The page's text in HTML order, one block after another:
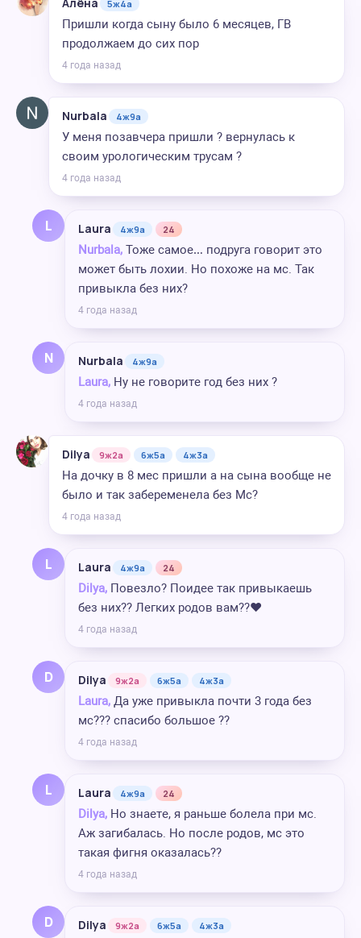
5ж4а
Пришли когда сыну было 6 месяцев, ГВ
продолжаем до сих пор
4 года назад
Nurbala 4ж9а
У меня позавчера пришли ? вернулась к
своим урологическим трусам ?
4 года назад
L Laura 4ж9а 24
Nurbala, Тоже самое… подруга говорит это
может быть лохии. Но похоже на мс. Так
привыкла без них?
4 года назад
N Nurbala 4ж9а
Laura, Ну не говорите год без них ?
4 года назад
Dilya 9ж2а 6ж5а 4ж3а
На дочку в 8 мес пришли а на сына вообще не
было и так забеременела без Мс?
4 года назад
L Laura 4ж9а 24
Dilya, Повезло? Поидее так привыкаешь
без них?? Легких родов вам??❤️
4 года назад
D Dilya 9ж2а 6ж5а 4ж3а
Laura, Да уже привыкла почти 3 года без
мс??? спасибо большое ??
4 года назад
L Laura 4ж9а 24
Dilya, Но знаете, я раньше болела при мс.
Аж загибалась. Но после родов, мс это
такая фигня оказалась??
4 года назад
D Dilya 9ж2а 6ж5а 4ж3а